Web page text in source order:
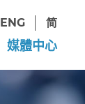
ENG 简
媒體中心